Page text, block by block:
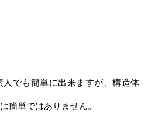
でも簡単に出来ますが、構造体
簡単ではありません。